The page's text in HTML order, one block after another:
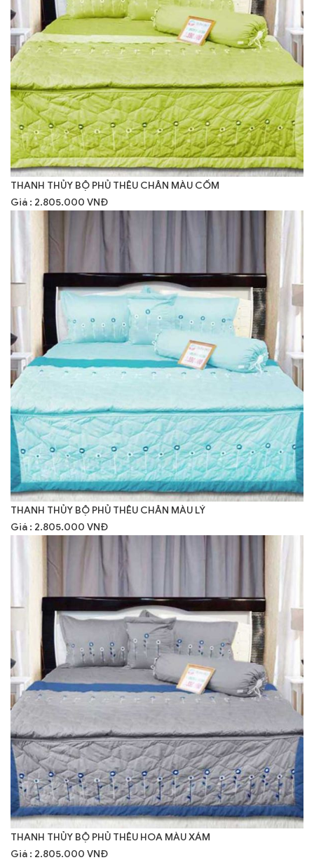
THANH THỦY BỘ PHỦ THÊU CHÂN MÀU CỐM
Giá : 2.805.000 VNĐ
THANH THỦY BỘ PHỦ THÊU CHÂN MÀU LÝ
Giá : 2.805.000 VNĐ
THANH THỦY BỘ PHỦ THÊU HOA MÀU XÁM
Giá : 2.805.000 VNĐ